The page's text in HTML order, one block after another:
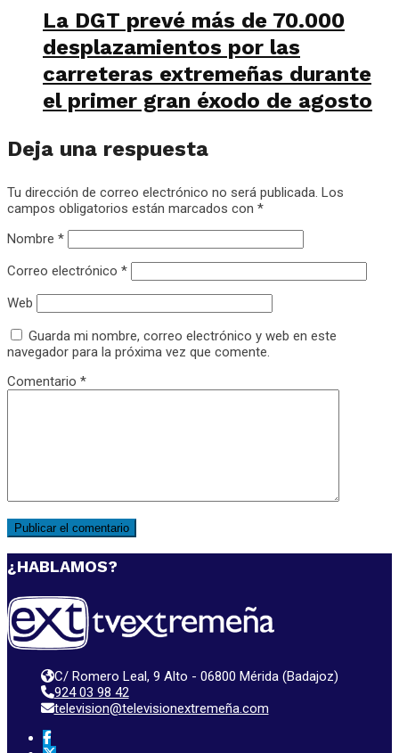
La DGT prevé más de 70.000
desplazamientos por las
carreteras extremeñas durante
el primer gran éxodo de agosto
Deja una respuesta
Tu dirección de correo electrónico no será publicada. Los
campos obligatorios están marcados con *
Nombre *
Correo electrónico *
Web
Guarda mi nombre, correo electrónico y web en este
navegador para la próxima vez que comente.
Comentario *
¿HABLAMOS?
C/ Romero Leal, 9 Alto - 06800 Mérida (Badajoz)
924 03 98 42
television@televisionextremeña.com